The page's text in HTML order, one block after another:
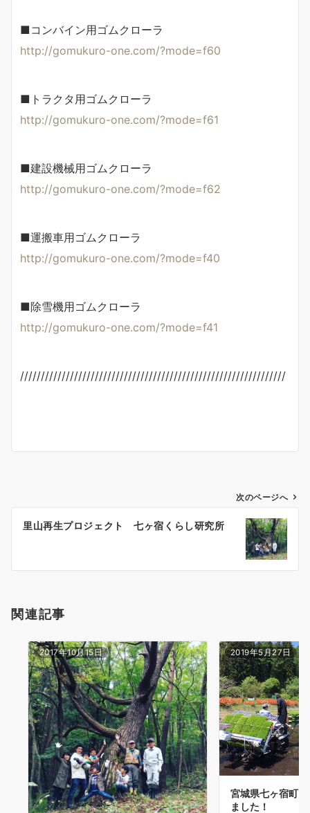
■コンバイン用ゴムクローラ
http://gomukuro-one.com/?mode=f60
■トラクタ用ゴムクローラ
http://gomukuro-one.com/?mode=f61
■建設機械用ゴムクローラ
http://gomukuro-one.com/?mode=f62
■運搬車用ゴムクローラ
http://gomukuro-one.com/?mode=f40
■除雪機用ゴムクローラ
http://gomukuro-one.com/?mode=f41
////////////////////////////////////////////////////////////////
稿
ョ
次のページへ
里山再生プロジェクト 七ヶ宿くらし研究所
関連記事
2017年10月15日 2019年5月27日
宮城県七ヶ宿町
ました！